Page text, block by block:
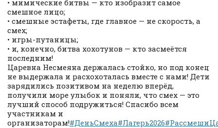
• мимические битвы — кто изобразит самое
смешное лицо;
• смешные эстафеты, где главное — не скорость, а
смех;
• игры-путаницы;
• и, конечно, битва хохотунов — кто засмеётся
последним!
Царевна Несмеяна держалась стойко, но под конец
не выдержала и расхохоталась вместе с нами! Дети
зарядились позитивом на неделю вперёд,
получили море улыбок и поняли, что смех — это
лучший способ подружиться! Спасибо всем
участникам и
организаторам!#ДеньСмеха#Лагерь2026